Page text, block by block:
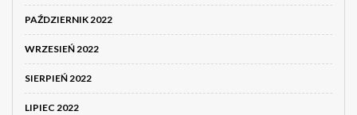
PAŹDZIERNIK 2022
WRZESIEŃ 2022
SIERPIEŃ 2022
LIPIEC 2022